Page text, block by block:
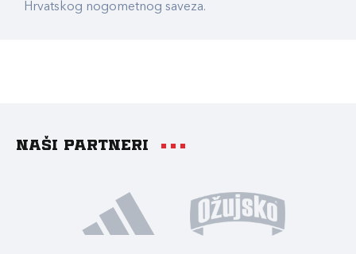
Hrvatskog nogometnog saveza.
Naši partneri